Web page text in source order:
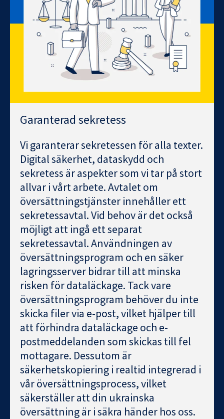
Garanterad sekretess
Vi garanterar sekretessen för alla texter.
Digital säkerhet, dataskydd och
sekretess är aspekter som vi tar på stort
allvar i vårt arbete. Avtalet om
översättningstjänster innehåller ett
sekretessavtal. Vid behov är det också
möjligt att ingå ett separat
sekretessavtal. Användningen av
översättningsprogram och en säker
lagringsserver bidrar till att minska
risken för dataläckage. Tack vare
översättningsprogram behöver du inte
skicka filer via e-post, vilket hjälper till
att förhindra dataläckage och e-
postmeddelanden som skickas till fel
mottagare. Dessutom är
säkerhetskopiering i realtid integrerad i
vår översättningsprocess, vilket
säkerställer att din ukrainska
översättning är i säkra händer hos oss.